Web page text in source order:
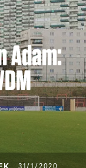
Adam:
31/1/2020